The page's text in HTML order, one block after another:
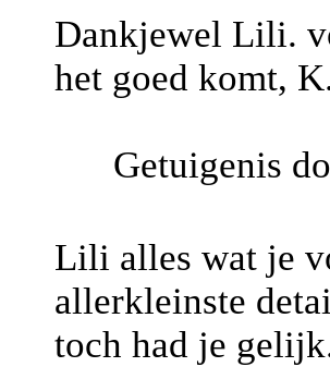
Dankjewel Lili.
het goed komt,
Getuigenis
Lili alles wat je
allerkleinste
toch had je